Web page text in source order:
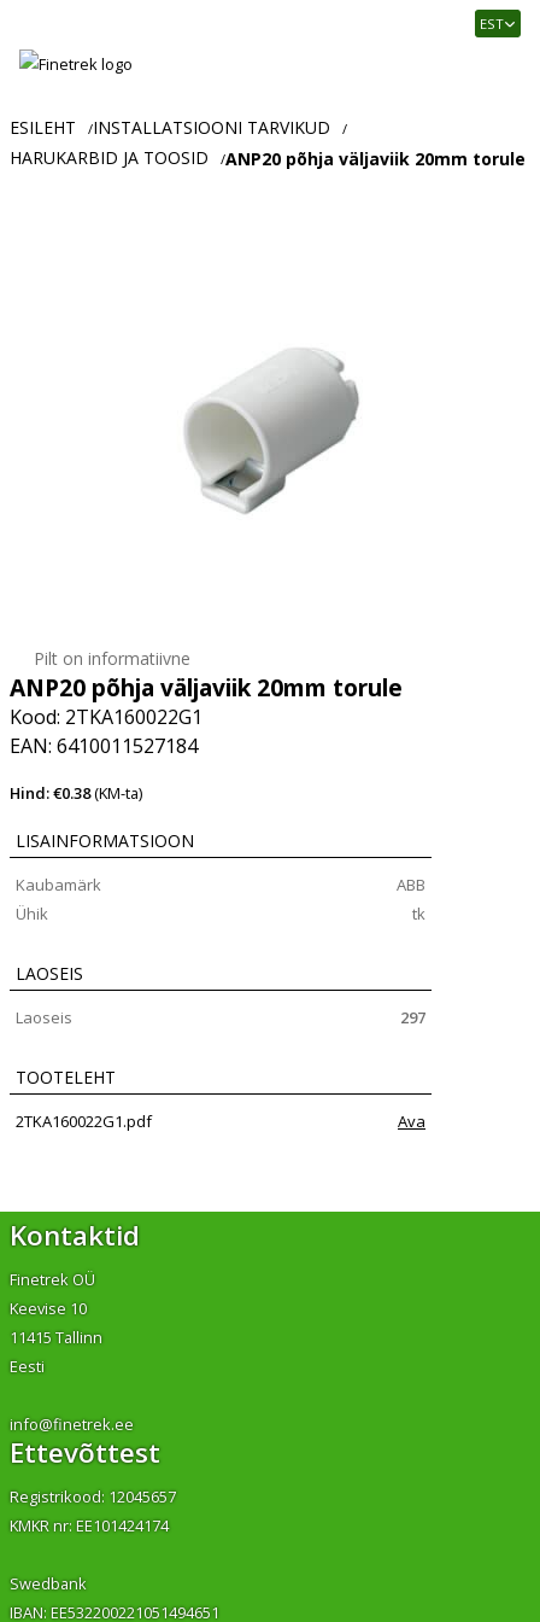
Usaldusväärne
ja
tööstusautomaatika
EST
ESILEHT /INSTALLATSIOONI TARVIKUD /
HARUKARBID JA TOOSID /ANP20 põhja väljaviik 20mm torule
Pilt on informatiivne
ANP20 põhja väljaviik 20mm torule
Kood: 2TKA160022G1
EAN: 6410011527184
Hind: €0.38(KM-ta)
LISAINFORMATSIOON
Kaubamärk
ABB
Ühik
tk
LAOSEIS
Laoseis 297
TOOTELEHT
2TKA160022G1.pdf Ava
Kontaktid
Finetrek OÜ
Keevise 10
11415 Tallinn
Eesti
info@finetrek.ee
Ettevõttest
Registrikood: 12045657
KMKR nr: EE101424174
Swedbank
IBAN: EE532200221051494651